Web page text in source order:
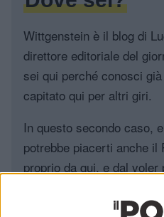
Wittgenstein è il blog di
direttore editoriale del
sei qui perché conosci
capitato qui per altri giri.
In questo secondo caso,
potrebbe piacerti anche il
proprio da qui, e dal